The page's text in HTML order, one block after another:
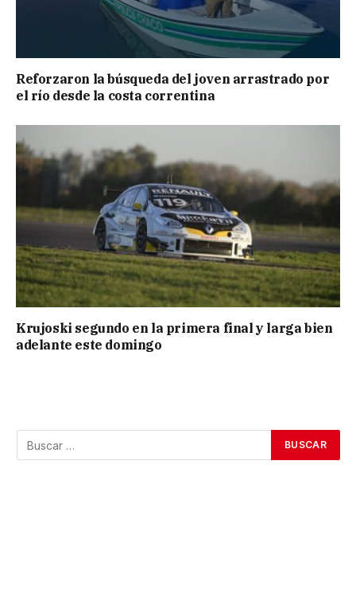
Reforzaron la búsqueda del joven arrastrado por
el río desde la costa correntina
Krujoski segundo en la primera final y larga bien
adelante este domingo